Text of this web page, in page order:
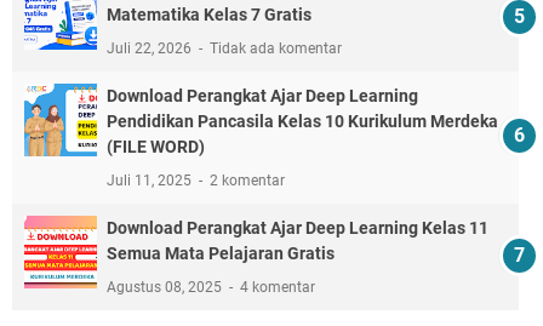
Matematika Kelas 7 Gratis
Juli 22, 2026 Tidak ada komentar
Download Perangkat Ajar Deep Learning
Pendidikan Pancasila Kelas 10 Kurikulum Merdeka
(FILE WORD)
Juli 11, 2025 2 komentar
Download Perangkat Ajar Deep Learning Kelas 11
Semua Mata Pelajaran Gratis
Agustus 08, 2025 4 komentar